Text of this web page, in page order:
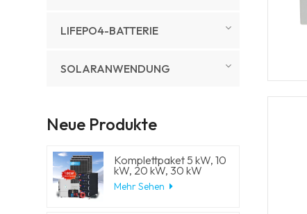
LIFEPO4-BATTERIE
SOLARANWENDUNG
Neue Produkte
Komplettpaket 5 kW, 10
kW, 20 kW, 30 kW
Hybrid-
Solarenergiesystem mit
Mehr Sehen